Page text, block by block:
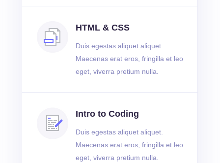
HTML & CSS
Duis egestas aliquet aliquet.
Maecenas erat eros, fringilla et leo
eget, viverra pretium nulla.
Intro to Coding
Duis egestas aliquet aliquet.
Maecenas erat eros, fringilla et leo
eget, viverra pretium nulla.